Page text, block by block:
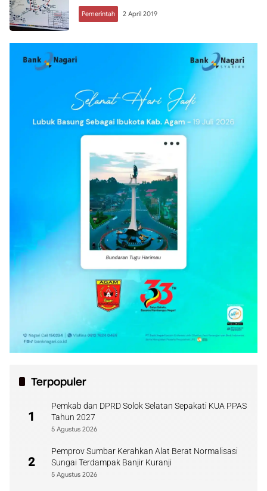
Pemerintah 2 April 2019
Terpopuler
1
Pemkab dan DPRD Solok Selatan Sepakati KUA PPAS
Tahun 2027
5 Agustus 2026
2
Pemprov Sumbar Kerahkan Alat Berat Normalisasi
Sungai Terdampak Banjir Kuranji
5 Agustus 2026